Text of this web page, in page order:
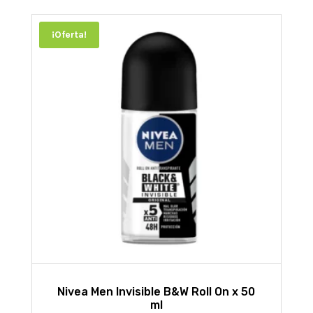
¡Oferta!
Nivea Men Invisible B&W Roll On x 50
ml